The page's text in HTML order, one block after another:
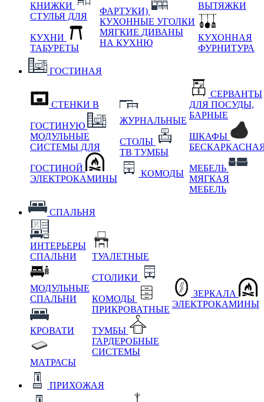
КНИЖКИ
СТУЛЬЯ ДЛЯ
КУХНИ
ТАБУРЕТЫ
ФАРТУКИ)
КУХОННЫЕ УГОЛКИ
МЯГКИЕ ДИВАНЫ
НА КУХНЮ
ВЫТЯЖКИ
КУХОННАЯ
ФУРНИТУРА
ГОСТИНАЯ
СТЕНКИ В
ГОСТИНУЮ
МОДУЛЬНЫЕ
СИСТЕМЫ ДЛЯ
ГОСТИНОЙ
ЭЛЕКТРОКАМИНЫ
ЖУРНАЛЬНЫЕ
СТОЛЫ
ТВ ТУМБЫ
КОМОДЫ
СЕРВАНТЫ
ДЛЯ ПОСУДЫ,
БАРНЫЕ
ШКАФЫ
МЕБЕЛЬ
МЯГКАЯ
МЕБЕЛЬ
СПАЛЬНЯ
ИНТЕРЬЕРЫ
СПАЛЬНИ
МОДУЛЬНЫЕ
СПАЛЬНИ
КРОВАТИ
МАТРАСЫ
ТУАЛЕТНЫЕ
СТОЛИКИ
КОМОДЫ
ПРИКРОВАТНЫЕ
ТУМБЫ
ГАРДЕРОБНЫЕ
СИСТЕМЫ
ЗЕРКАЛА
ЭЛЕКТРОКАМИНЫ
ПРИХОЖАЯ